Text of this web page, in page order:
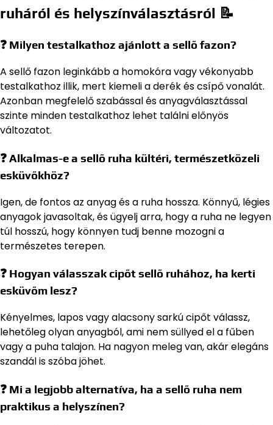
ruháról és helyszínválasztásról 📝
❓ Milyen testalkathoz ajánlott a sellő fazon?
A sellő fazon leginkább a homokóra vagy vékonyabb
testalkathoz illik, mert kiemeli a derék és csípő vonalát.
Azonban megfelelő szabással és anyagválasztással
szinte minden testalkathoz lehet találni előnyös
változatot.
❓ Alkalmas-e a sellő ruha kültéri, természetközeli
esküvőkhöz?
Igen, de fontos az anyag és a ruha hossza. Könnyű, légies
anyagok javasoltak, és ügyelj arra, hogy a ruha ne legyen
túl hosszú, hogy könnyen tudj benne mozogni a
természetes terepen.
❓ Hogyan válasszak cipőt sellő ruhához, ha kerti
esküvőm lesz?
Kényelmes, lapos vagy alacsony sarkú cipőt válassz,
lehetőleg olyan anyagból, ami nem süllyed el a fűben
vagy a puha talajon. Ha nagyon meleg van, akár elegáns
szandál is szóba jöhet.
❓ Mi a legjobb alternatíva, ha a sellő ruha nem
praktikus a helyszínen?